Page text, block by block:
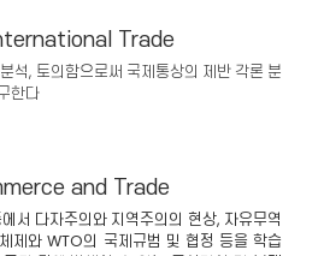
Trade
석, 토의함으로써 국제통상의 제반 각론 분
한다
and Trade
서 다자주의와 지역주의의 현상, 자유무역
제와 WTO의 국제규범 및 협정 등을 학습